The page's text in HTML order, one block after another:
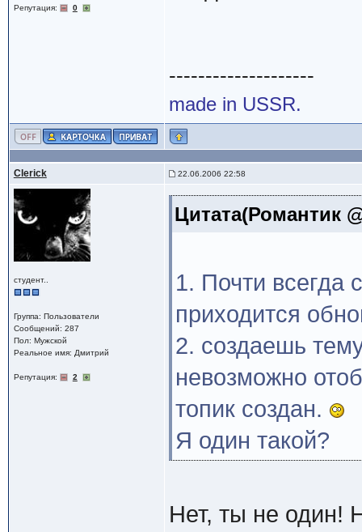
Репутация: 0
--------------------
made in USSR.
Clerick 22.06.2006 22:58
студент..
Группа: Пользователи
Сообщений: 287
Пол: Мужской
Реальное имя: Дмитрий
Репутация: 2
Цитата(Романтик
1. Почти всегда
приходится
2. создаешь
невозможно
топик создан.
Я один такой?
Нет, ты не один!